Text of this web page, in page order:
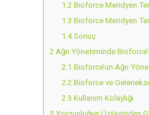
1.2Bioforce Meridyen
1.3 Bioforce Meridyen
1.4Sonuç
2 Ağrı Yönetiminde
2.1 Bioforce’un Ağrı
2.2Bioforce ve
2.3 Kullanım Kolaylığı